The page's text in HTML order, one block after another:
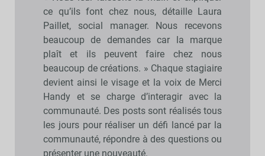
ce qu’ils font chez nous, détaille Laura
Paillet, social manager. Nous recevons
beaucoup de demandes car la marque
plaît et ils peuvent faire chez nous
beaucoup de créations. » Chaque stagiaire
devient ainsi le visage et la voix de Merci
Handy et se charge d’interagir avec la
communauté. Des posts sont réalisés tous
les jours pour réaliser un défi lancé par la
communauté, répondre à des questions ou
présenter une nouveauté.